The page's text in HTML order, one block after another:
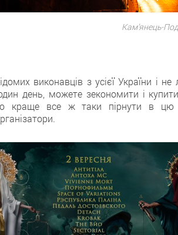
Кам’янець-
виконавців з усієї України і
день, можете зекономити і
краще все ж таки пірнути в